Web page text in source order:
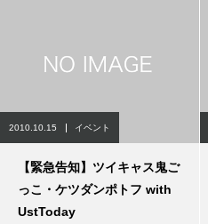
2010.10.15 イベント
【緊急告知】ツイキャス鬼ご
っこ・ケツダンポトフ with
UstToday